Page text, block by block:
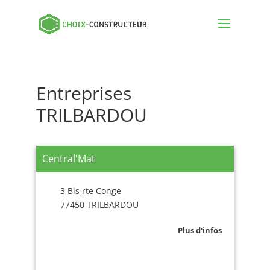
Entreprises
TRILBARDOU
Central'Mat
3 Bis rte Conge
77450 TRILBARDOU
Plus d'infos